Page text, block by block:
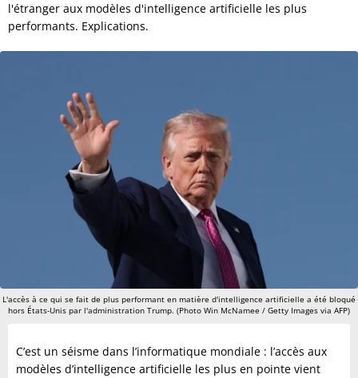
l'étranger aux modèles d'intelligence artificielle les plus
performants. Explications.
L'accès à ce qui se fait de plus performant en matière d'intelligence artificielle a été bloqué
hors États-Unis par l'administration Trump. (Photo Win McNamee / Getty Images via AFP)
C’est un séisme dans l’informatique mondiale : l’accès aux
modèles d’intelligence artificielle les plus en pointe vient